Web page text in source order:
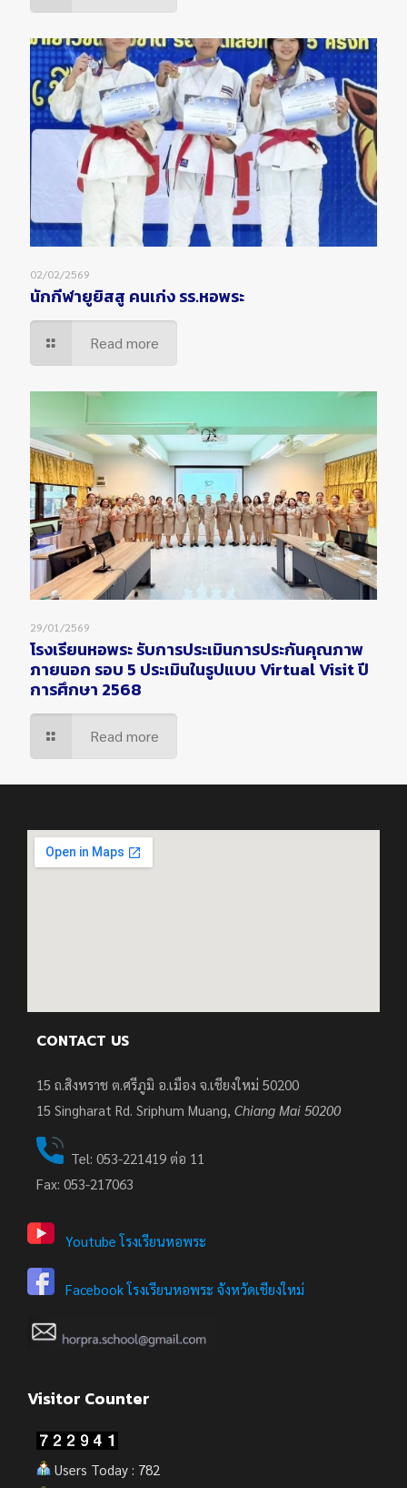
02/02/2569
นักกีฬายูยิสสู คนเก่ง รร.หอพระ
Read more
29/01/2569
โรงเรียนหอพระ รับการประเมินการประกันคุณภาพ
ภายนอก รอบ 5 ประเมินในรูปแบบ Virtual Visit ปี
การศึกษา 2568
Read more
CONTACT US
15 ถ.สิงหราช ต.ศรีภูมิ อ.เมือง จ.เชียงใหม่ 50200
15 Singharat Rd. Sriphum Muang, Chiang Mai 50200
Tel: 053-221419 ต่อ 11
Fax: 053-217063
Youtube โรงเรียนหอพระ
Facebook โรงเรียนหอพระ จังหวัดเชียงใหม่
Visitor Counter
Users Today : 782